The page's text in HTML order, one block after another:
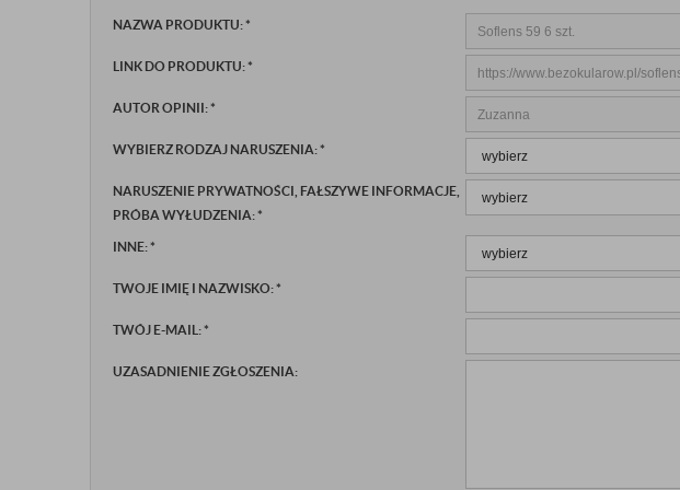
NAZWA PRODUKTU:*
LINK DO PRODUKTU:*
AUTOR OPINII:*
WYBIERZ RODZAJ NARUSZENIA:*
NARUSZENIE PRYWATNOŚCI, FAŁSZYWE INFORMACJE,
PRÓBA WYŁUDZENIA:*
INNE:*
TWOJE IMIĘ I NAZWISKO:*
TWÓJ E-MAIL:*
UZASADNIENIE ZGŁOSZENIA: